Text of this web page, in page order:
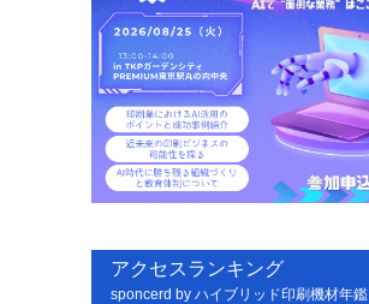
アクセスランキング
sponcerd by ハイブリッド印刷機材年鑑